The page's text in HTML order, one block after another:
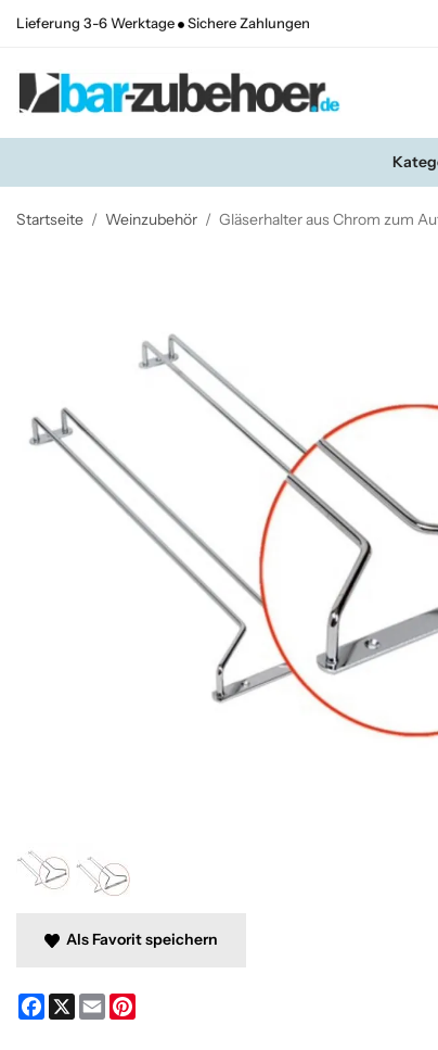
Lieferung 3-6 Werktage Sichere Zahlungen
Startseite / Weinzubehör / Gläserhalter aus Chrom zum
Als Favorit speichern
Facebook
X Email